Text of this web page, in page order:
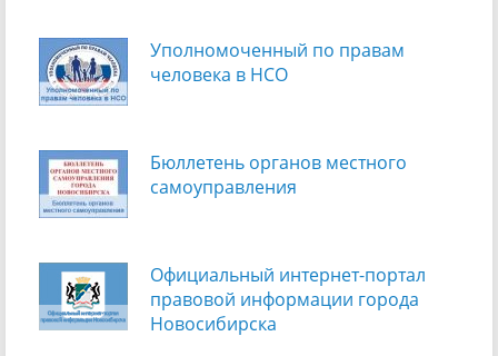
Уполномоченный по правам
человека в НСО
Бюллетень органов местного
самоуправления
Официальный интернет-портал
правовой информации города
Новосибирска